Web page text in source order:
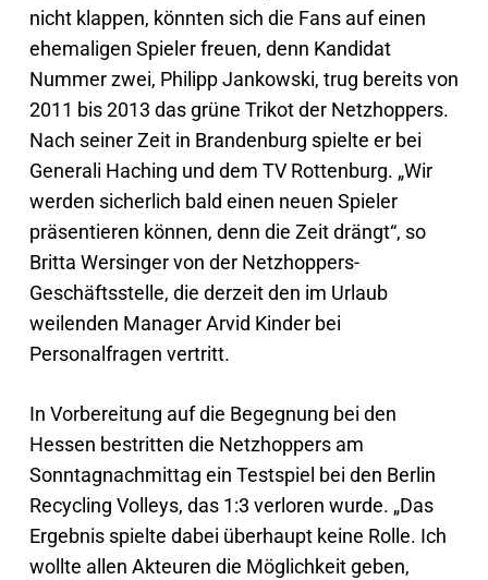
nicht klappen, könnten sich die Fans auf einen
ehemaligen Spieler freuen, denn Kandidat
Nummer zwei, Philipp Jankowski, trug bereits von
2011 bis 2013 das grüne Trikot der Netzhoppers.
Nach seiner Zeit in Brandenburg spielte er bei
Generali Haching und dem TV Rottenburg. „Wir
werden sicherlich bald einen neuen Spieler
präsentieren können, denn die Zeit drängt“, so
Britta Wersinger von der Netzhoppers-
Geschäftsstelle, die derzeit den im Urlaub
weilenden Manager Arvid Kinder bei
Personalfragen vertritt.
In Vorbereitung auf die Begegnung bei den
Hessen bestritten die Netzhoppers am
Sonntagnachmittag ein Testspiel bei den Berlin
Recycling Volleys, das 1:3 verloren wurde. „Das
Ergebnis spielte dabei überhaupt keine Rolle. Ich
wollte allen Akteuren die Möglichkeit geben,